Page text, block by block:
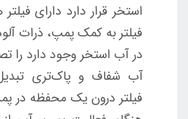
استخر قرار دارد دارای
فیلتر به کمک پمپ، ذرات
در آب استخر وجود دارد را
آب شفاف و پاک‌تری
فیلتر درون یک محفظه در